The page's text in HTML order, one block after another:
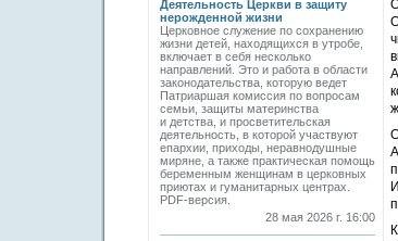
Деятельность Церкви в защиту
нерожденной жизни
Церковное служение по сохранению
жизни детей, находящихся в утробе,
включает в себя несколько
направлений. Это и работа в области
законодательства, которую ведет
Патриаршая комиссия по вопросам
семьи, защиты материнства
и детства, и просветительская
деятельность, в которой участвуют
епархии, приходы, неравнодушные
миряне, а также практическая помощь
беременным женщинам в церковных
приютах и гуманитарных центрах.
PDF-версия.
28 мая 2026 г. 16:00